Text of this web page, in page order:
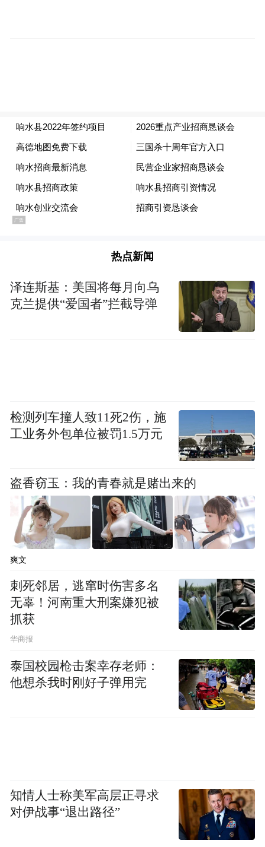
城企业商会会长杨海峰，响水县不锈钢产业
商会会长许小军以及拟落地客商、增资扩产
企业代表分别发言。
会前，与会人员还到万隆重工、天能重工、
响水港码头、长峰管业、不锈钢展示中心等
陈鸣胜、顾爱红参加。
“特别声明：以上作品内容(包括在内的视频、图片或音
频)为凤凰网旗下自媒体平台“大风号”用户上传并发
布，本平台仅提供信息存储空间服务。
Notice: The content above (including the videos,
pictures and audios if any) is uploaded and posted
by the user of Dafeng Hao, which is a social media
platform and merely provides information storage
space services.”
热点新闻
泽连斯基：美国将每月向乌
克兰提供“爱国者”拦截导弹
检测列车撞人致11死2伤，施
工业务外包单位被罚1.5万元
盗香窃玉：我的青春就是赌出来的
爽文
刺死邻居，逃窜时伤害多名
无辜！河南重大刑案嫌犯被
抓获
华商报
泰国校园枪击案幸存老师：
他想杀我时刚好子弹用完
知情人士称美军高层正寻求
对伊战事“退出路径”